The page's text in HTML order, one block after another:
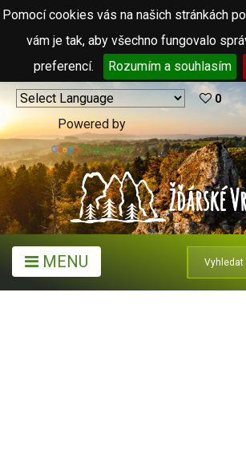
Pomocí cookies vás na našich stránkách
vám je tak, aby všechno fungovalo
preferencí.
Rozumím a souhlasím
Powered by
Translate
0
MENU